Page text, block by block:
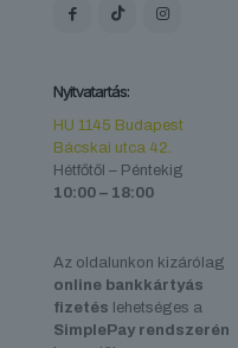
Nyitvatartás:
HU 1145 Budapest
Bácskai utca 42.
Hétfőtől – Péntekig
10:00 – 18:00
Az oldalunkon kizárólag
online bankkártyás
fizetés lehetséges a
SimplePay rendszerén